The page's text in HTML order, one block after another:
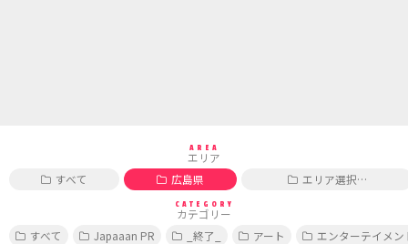
AREA
エリア
すべて
広島県 エリア選択…
CATEGORY
カテゴリー
すべて
Japaaan PR _終了_ アート エンターテイメン